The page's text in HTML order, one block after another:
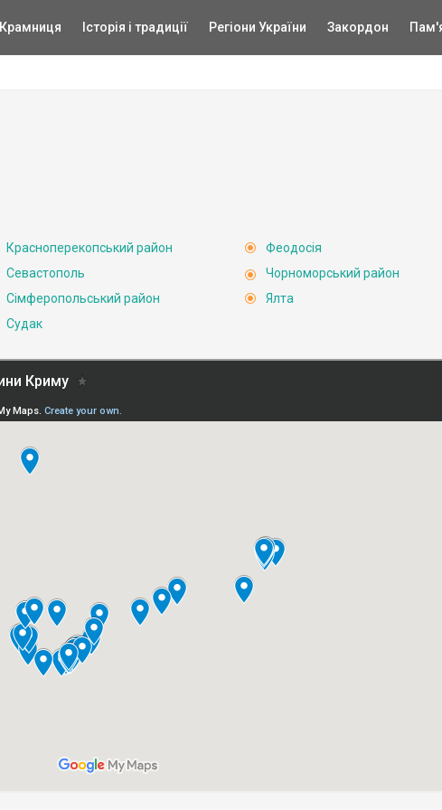
Крамниця Історія і традиції Регіони України Закордон
Красноперекопський район
Севастополь
Сімферопольський район
Судак
Феодосія
Чорноморський район
Ялта